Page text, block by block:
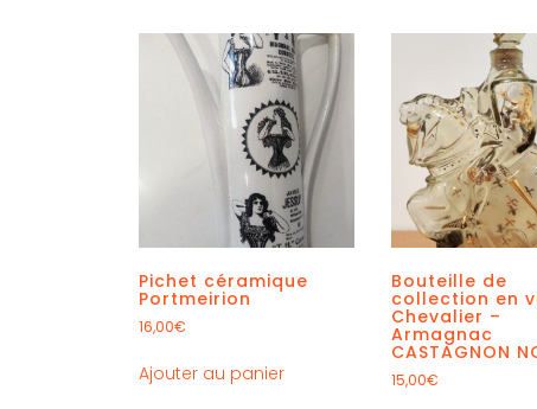
Pichet céramique
Portmeirion
16,00€
Ajouter au panier
Bouteille de
collection en
Chevalier –
Armagnac
CASTAGNON
15,00€